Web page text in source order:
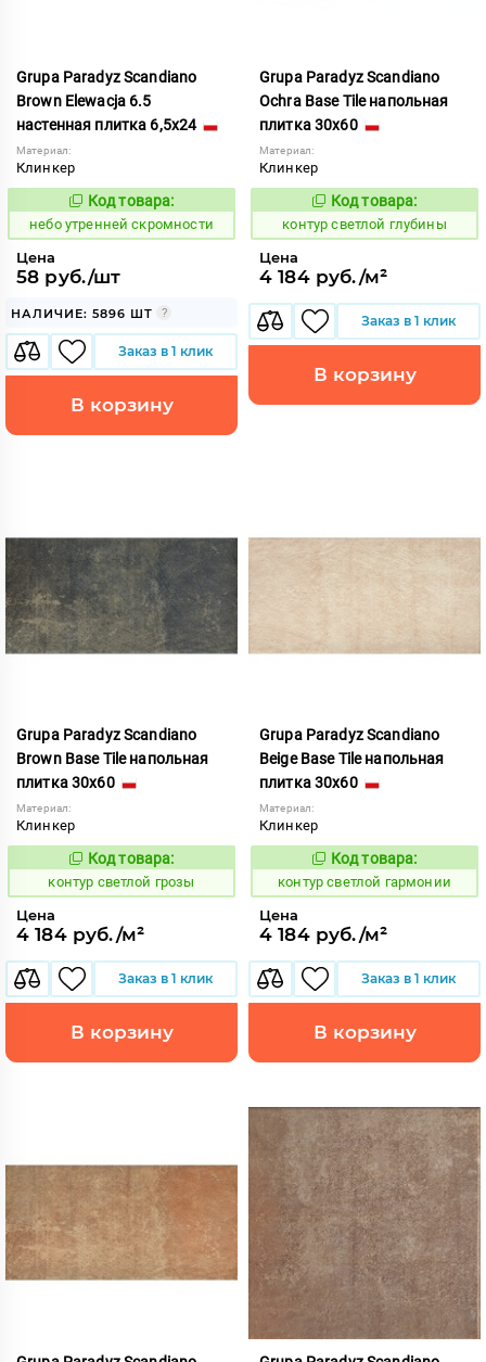
Grupa Paradyz Scandiano
Brown Elewacja 6.5
настенная плитка 6,5x24
Материал:
Клинкер
1123093
Код товара:
небо утренней скромности
Цена
58 руб./шт
НАЛИЧИЕ: 5896 ШТ
Заказ в 1 клик
В корзину
Grupa Paradyz Scandiano
Ochra Base Tile напольная
плитка 30x60
Материал:
Клинкер
760392
Код товара:
контур светлой глубины
Цена
4 184 руб./м²
Заказ в 1 клик
В корзину
Grupa Paradyz Scandiano
Brown Base Tile напольная
плитка 30x60
Материал:
Клинкер
760394
Код товара:
контур светлой грозы
Цена
4 184 руб./м²
Заказ в 1 клик
В корзину
Grupa Paradyz Scandiano
Beige Base Tile напольная
плитка 30x60
Материал:
Клинкер
760391
Код товара:
контур светлой гармонии
Цена
4 184 руб./м²
Заказ в 1 клик
В корзину